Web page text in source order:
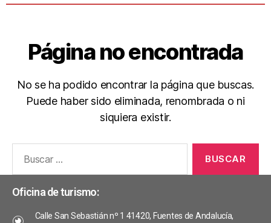
Página no encontrada
No se ha podido encontrar la página que buscas.
Puede haber sido eliminada, renombrada o ni
siquiera existir.
Oficina de turismo:
Calle San Sebastián nº 1 41420, Fuentes de Andalucía,